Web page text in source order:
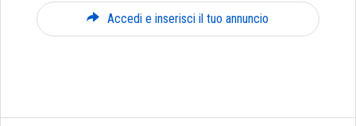
Accedi e inserisci il tuo annuncio